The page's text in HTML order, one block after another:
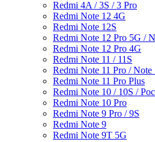
Redmi 4A / 3S / 3 Pro
Redmi Note 12 4G
Redmi Note 12S
Redmi Note 12 Pro 5G /
Redmi Note 12 Pro 4G
Redmi Note 11 / 11S
Redmi Note 11 Pro / Note
Redmi Note 11 Pro Plus
Redmi Note 10 / 10S /
Redmi Note 10 Pro
Redmi Note 9 Pro / 9S
Redmi Note 9
Redmi Note 9T 5G